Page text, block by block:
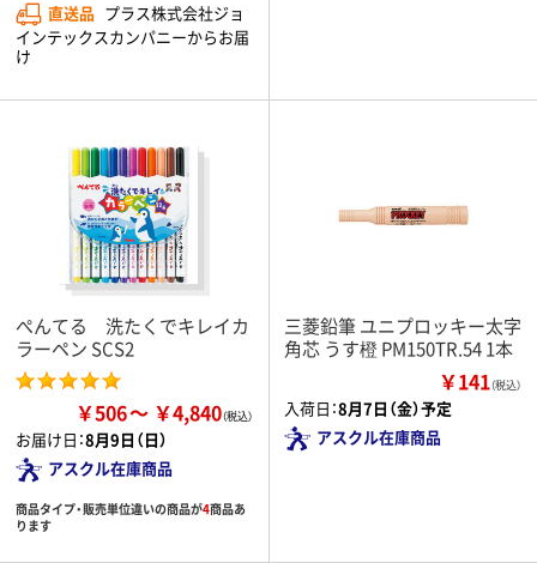
直送品 プラス株式会社ジョ
インテックスカンパニーからお届
け
ぺんてる 洗たくでキレイカ
ラーペン SCS2
￥506 ￥4,840
お届け日：8月9日（日）
アスクル在庫商品
商品タイプ・販売単位違いの商品が4商品あ
ります
三菱鉛筆 ユニプロッキー太字
角芯 うす橙 PM150TR.54 1本
￥141（税込）
入荷日：8月7日（金）予定
アスクル在庫商品